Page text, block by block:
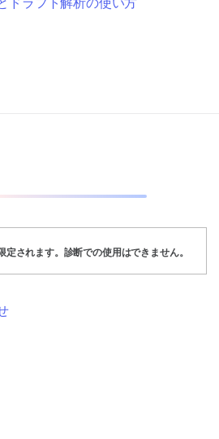
されます。診断での使用はできません。